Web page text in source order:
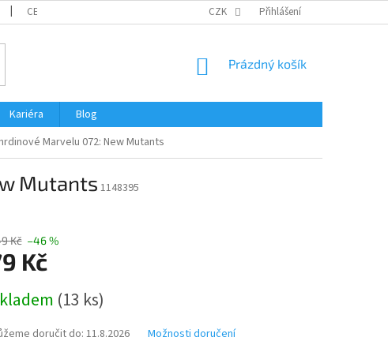
CERTIFIKÁTY A NÁVODY OBCHODNÍ PODMÍNKY OCHRANA OSOBNÍCH
CZK Přihlášení
NÁKUPNÍ
Prázdný košík
Kariéra
Blog
Marvelu 072: New Mutants
Mutants 1148395
Kč –46 %
Kč
(13 ks)